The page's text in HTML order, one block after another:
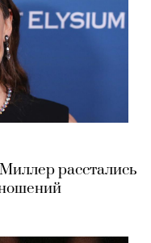
расстались